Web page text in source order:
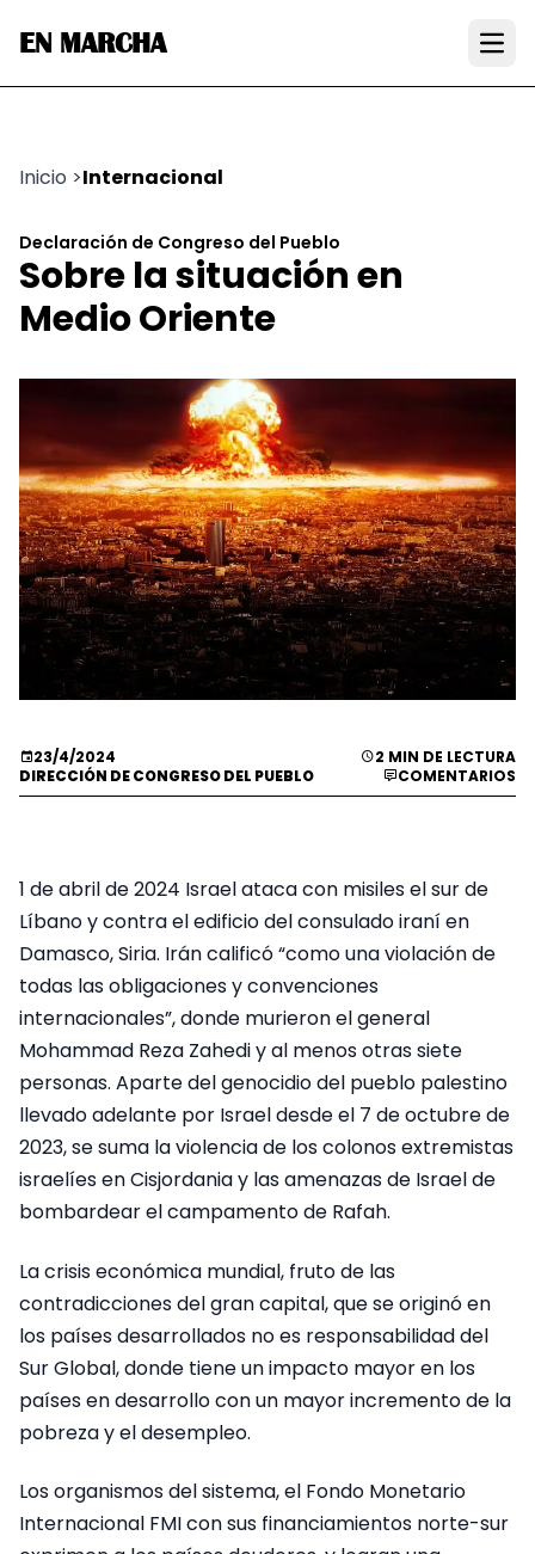
EN MARCHA
Inicio >Internacional
Declaración de Congreso del Pueblo
Sobre la situación en
Medio Oriente
23/4/2024
2 MIN DE LECTURA
DIRECCIÓN DE CONGRESO DEL PUEBLO
COMENTARIOS
1 de abril de 2024 Israel ataca con misiles el sur de
Líbano y contra el edificio del consulado iraní en
Damasco, Siria. Irán calificó “como una violación de
todas las obligaciones y convenciones
internacionales”, donde murieron el general
Mohammad Reza Zahedi y al menos otras siete
personas. Aparte del genocidio del pueblo palestino
llevado adelante por Israel desde el 7 de octubre de
2023, se suma la violencia de los colonos extremistas
israelíes en Cisjordania y las amenazas de Israel de
bombardear el campamento de Rafah.
La crisis económica mundial, fruto de las
contradicciones del gran capital, que se originó en
los países desarrollados no es responsabilidad del
Sur Global, donde tiene un impacto mayor en los
países en desarrollo con un mayor incremento de la
pobreza y el desempleo.
Los organismos del sistema, el Fondo Monetario
Internacional FMI con sus financiamientos norte-sur